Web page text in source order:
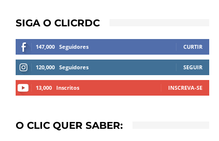
SIGA O CLICRDC
147,000 Seguidores CURTIR
120,000 Seguidores SEGUIR
13,000 Inscritos INSCREVA-SE
O CLIC QUER SABER: